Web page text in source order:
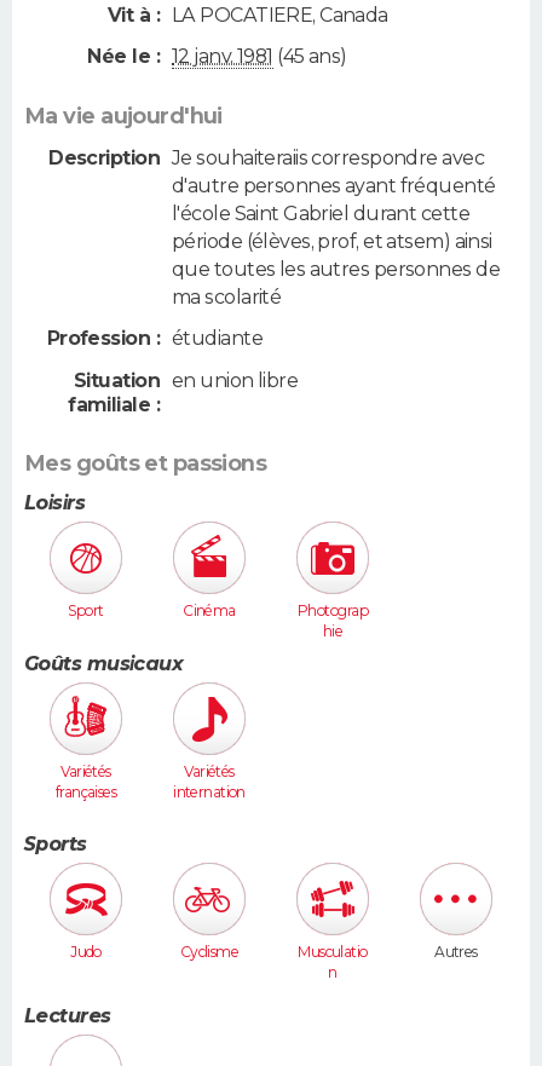
Vit à : LA POCATIERE,Canada
Née le : 12 janv. 1981 (45 ans)
Ma vie aujourd'hui
Description Je souhaiteraiis correspondre avec
d'autre personnes ayant fréquenté
l'école Saint Gabriel durant cette
période (élèves, prof, et atsem) ainsi
que toutes les autres personnes de
ma scolarité
Profession : étudiante
Situation
familiale :
en union libre
Mes goûts et passions
Loisirs
Sport Cinéma
Photograp
hie
Goûts musicaux
Variétés
françaises
Variétés
internation
Sports
Judo Cyclisme
Musculatio
n
Autres
Lectures